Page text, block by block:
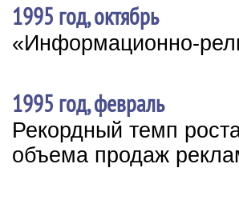
1995 год, октябрь
«Информационно-
1995 год, февраль
Рекордный темп
объема продаж